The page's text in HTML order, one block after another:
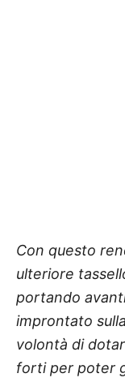
Con questo
ulteriore
portando
improntato
volontà di
forti per poter